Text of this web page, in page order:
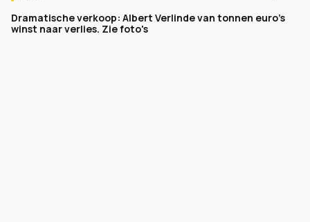
Dramatische verkoop: Albert Verlinde van tonnen euro's
winst naar verlies. Zie foto's